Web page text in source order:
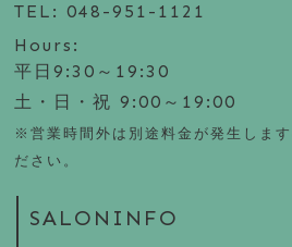
TEL: 048-951-1121
Hours:
平日9:30～19:30
土・日・祝 9:00～19:00
※営業時間外は別途料金が発生しま
ださい。
SALONINFO